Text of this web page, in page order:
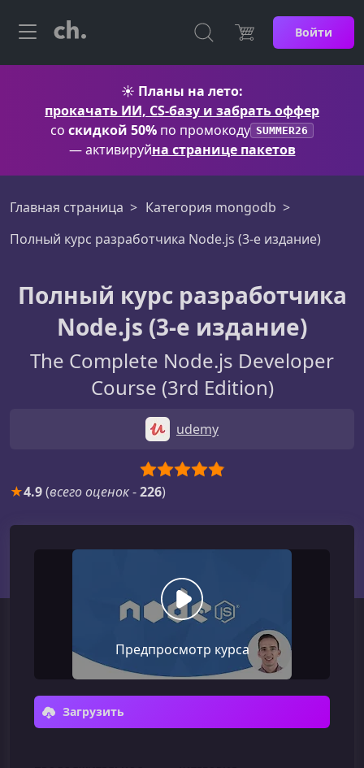
Войти
☀️ Планы на лето:
прокачать ИИ, CS-базу и забрать оффер
со скидкой 50% по промокоду SUMMER26
— активируйна странице пакетов
Главная страница
Категория mongodb
Полный курс разработчика Node.js (3-е издание)
Полный курс разработчика
Node.js (3-е издание)
The Complete Node.js Developer
Course (3rd Edition)
udemy
★4.9(всего оценок-226)
Предпросмотр курса
Загрузить